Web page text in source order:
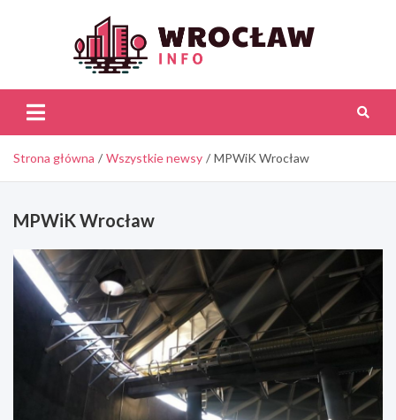
Strona główna Wszystkie newsy MPWiK Wrocław
MPWiK Wrocław